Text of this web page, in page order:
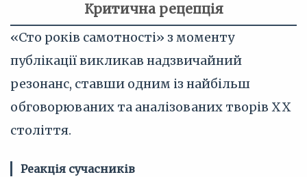
Критична рецепція
«Сто років самотності» з моменту
публікації викликав надзвичайний
резонанс, ставши одним із найбільш
обговорюваних та аналізованих творів XX
століття.
Реакція сучасників